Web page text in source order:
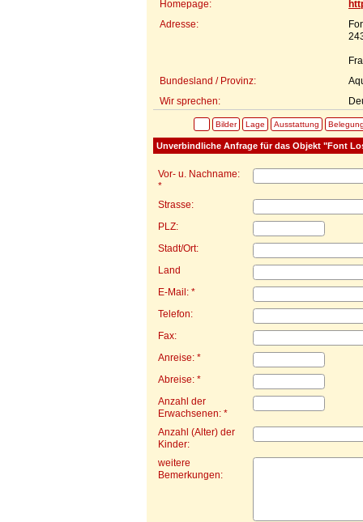
Homepage:
Adresse:
Bundesland / Provinz:
Wir sprechen:
Bilder Lage Ausstattung
Unverbindliche Anfrage für das Objekt "Font
Vor- u. Nachname:
*
Strasse:
PLZ:
Stadt/Ort:
Land
E-Mail: *
Telefon:
Fax:
Anreise: *
Abreise: *
Anzahl der
Erwachsenen: *
Anzahl (Alter) der
Kinder:
weitere
Bemerkungen: